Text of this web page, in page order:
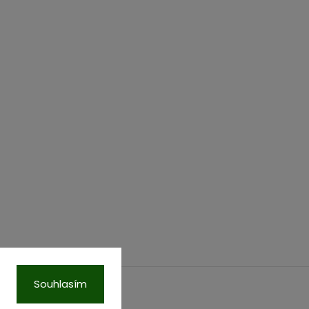
Souhlasím